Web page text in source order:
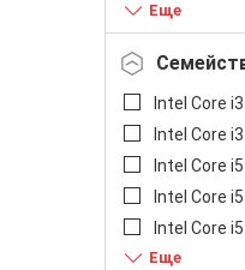
HP Elite
Intel Core
Intel Core
Intel Core
Intel Core
Intel Core
Intel Core i7